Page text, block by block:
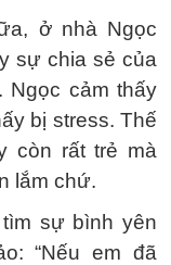
ở nhà Ngọc
sự chia sẻ của
Ngọc cảm thấy
bị stress. Thế
còn rất trẻ mà
lắm chứ.
sự bình yên
“Nếu em đã